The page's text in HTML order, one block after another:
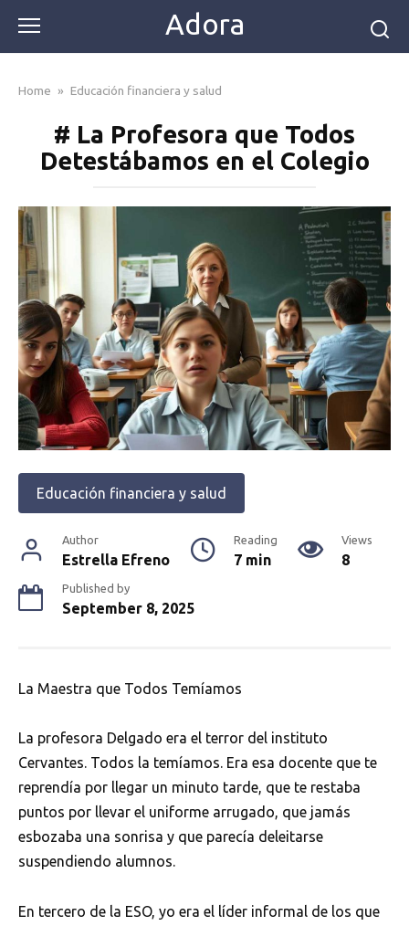
content
Adora
Home » Educación financiera y salud
# La Profesora que Todos
Detestábamos en el Colegio
Educación financiera y salud
Author
Estrella Efreno
Reading
7 min
Views
8
Published by
September 8, 2025
La Maestra que Todos Temíamos
La profesora Delgado era el terror del instituto
Cervantes. Todos la temíamos. Era esa docente que te
reprendía por llegar un minuto tarde, que te restaba
puntos por llevar el uniforme arrugado, que jamás
esbozaba una sonrisa y que parecía deleitarse
suspendiendo alumnos.
En tercero de la ESO, yo era el líder informal de los que